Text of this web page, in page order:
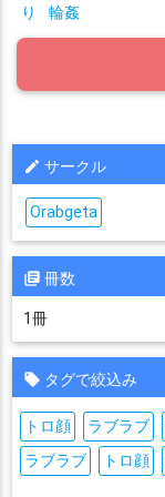
り 輪姦
サークル
Orabgeta
冊数
1冊
タグで絞込み
トロ顔 ラブラブ
ラブラブ
トロ顔